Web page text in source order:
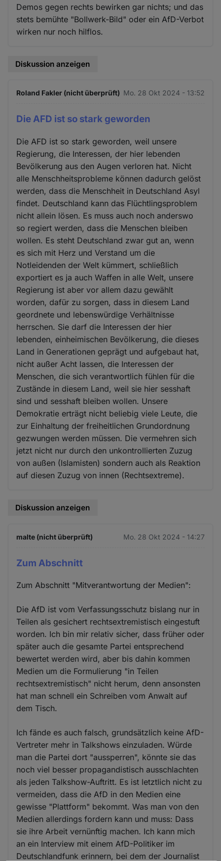
Demos gegen rechts bewirken gar nichts; und das
stets bemühte "Bollwerk-Bild" oder ein AfD-Verbot
wirken nur noch hilflos.
Diskussion anzeigen
Roland Fakler (nicht überprüft) Mo. 28 Okt 2024 - 13:52
Die AFD ist so stark geworden
Die AFD ist so stark geworden, weil unsere
Regierung, die Interessen, der hier lebenden
Bevölkerung aus den Augen verloren hat. Nicht
alle Menschheitsprobleme können dadurch gelöst
werden, dass die Menschheit in Deutschland Asyl
findet. Deutschland kann das Flüchtlingsproblem
nicht allein lösen. Es muss auch noch anderswo
so regiert werden, dass die Menschen bleiben
wollen. Es steht Deutschland zwar gut an, wenn
es sich mit Herz und Verstand um die
Notleidenden der Welt kümmert, schließlich
exportiert es ja auch Waffen in alle Welt, unsere
Regierung ist aber vor allem dazu gewählt
worden, dafür zu sorgen, dass in diesem Land
geordnete und lebenswürdige Verhältnisse
herrschen. Sie darf die Interessen der hier
lebenden, einheimischen Bevölkerung, die dieses
Land in Generationen geprägt und aufgebaut hat,
nicht außer Acht lassen, die Interessen der
Menschen, die sich verantwortlich fühlen für die
Zustände in diesem Land, weil sie hier sesshaft
sind und sesshaft bleiben wollen. Unsere
Demokratie erträgt nicht beliebig viele Leute, die
zur Einhaltung der freiheitlichen Grundordnung
gezwungen werden müssen. Die vermehren sich
jetzt nicht nur durch den unkontrollierten Zuzug
von außen (Islamisten) sondern auch als Reaktion
auf diesen Zuzug von innen (Rechtsextreme).
Diskussion anzeigen
malte (nicht überprüft) Mo. 28 Okt 2024 - 14:27
Zum Abschnitt
Zum Abschnitt "Mitverantwortung der Medien":
Die AfD ist vom Verfassungsschutz bislang nur in
Teilen als gesichert rechtsextremistisch eingestuft
worden. Ich bin mir relativ sicher, dass früher oder
später auch die gesamte Partei entsprechend
bewertet werden wird, aber bis dahin kommen
Medien um die Formulierung "in Teilen
rechtsextremistisch" nicht herum, denn ansonsten
hat man schnell ein Schreiben vom Anwalt auf
dem Tisch.
Ich fände es auch falsch, grundsätzlich keine AfD-
Vertreter mehr in Talkshows einzuladen. Würde
man die Partei dort "aussperren", könnte sie das
noch viel besser propagandistisch ausschlachten
als jeden Talkshow-Auftritt. Es ist letztlich nicht zu
vermeiden, dass die AfD in den Medien eine
gewisse "Plattform" bekommt. Was man von den
Medien allerdings fordern kann und muss: Dass
sie ihre Arbeit vernünftig machen. Ich kann mich
an ein Interview mit einem AfD-Politiker im
Deutschlandfunk erinnern, bei dem der Journalist